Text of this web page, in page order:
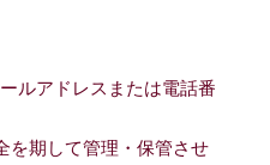
ルアドレスまたは電話番
を期して管理・保管させ